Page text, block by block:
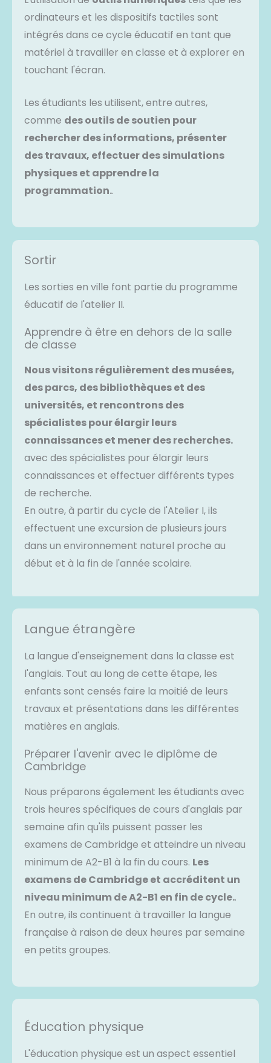
ordinateurs et les dispositifs tactiles sont
intégrés dans ce cycle éducatif en tant que
matériel à travailler en classe et à explorer en
touchant l'écran.
Les étudiants les utilisent, entre autres,
comme des outils de soutien pour
rechercher des informations, présenter
des travaux, effectuer des simulations
physiques et apprendre la
programmation..
Sortir
Les sorties en ville font partie du programme
éducatif de l'atelier II.
Apprendre à être en dehors de la salle
de classe
Nous visitons régulièrement des musées,
des parcs, des bibliothèques et des
universités, et rencontrons des
spécialistes pour élargir leurs
connaissances et mener des recherches.
avec des spécialistes pour élargir leurs
connaissances et effectuer différents types
de recherche.
En outre, à partir du cycle de l'Atelier I, ils
effectuent une excursion de plusieurs jours
dans un environnement naturel proche au
début et à la fin de l'année scolaire.
Langue étrangère
La langue d'enseignement dans la classe est
l'anglais. Tout au long de cette étape, les
enfants sont censés faire la moitié de leurs
travaux et présentations dans les différentes
matières en anglais.
Préparer l'avenir avec le diplôme de
Cambridge
Nous préparons également les étudiants avec
trois heures spécifiques de cours d'anglais par
semaine afin qu'ils puissent passer les
examens de Cambridge et atteindre un niveau
minimum de A2-B1 à la fin du cours. Les
examens de Cambridge et accréditent un
niveau minimum de A2-B1 en fin de cycle..
En outre, ils continuent à travailler la langue
française à raison de deux heures par semaine
en petits groupes.
Éducation physique
L'éducation physique est un aspect essentiel